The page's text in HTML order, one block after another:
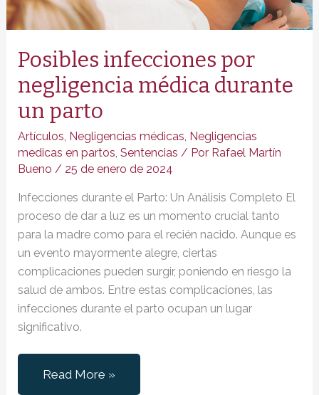
Posibles infecciones por
negligencia médica durante
un parto
Artículos, Negligencias médicas, Negligencias
medicas en partos, Sentencias / Por Rafael Martín
Bueno / 25 de enero de 2024
Infecciones durante el Parto: Un Análisis Completo El
proceso de dar a luz es un momento crucial tanto
para la madre como para el recién nacido. Aunque es
un evento mayormente alegre, ciertas
complicaciones pueden surgir, poniendo en riesgo la
salud de ambos. Entre estas complicaciones, las
infecciones durante el parto ocupan un lugar
significativo.
Posibles
Read More »